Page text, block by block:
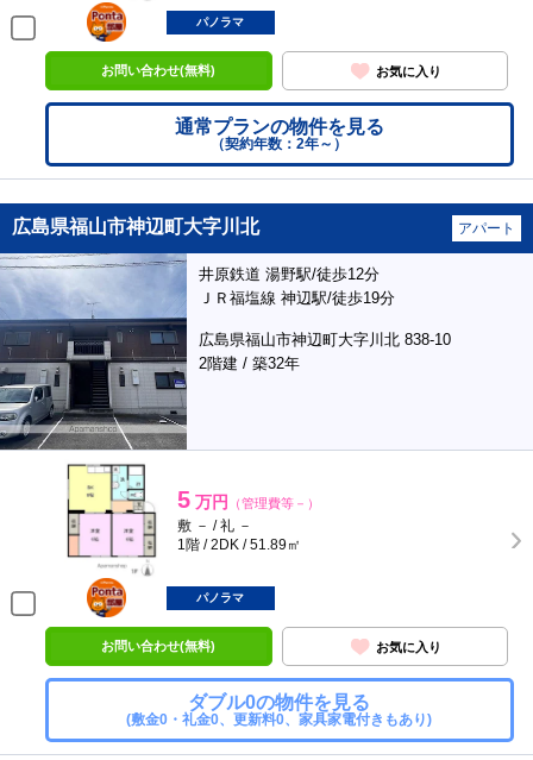
ポンタ
部屋
パノラマ
お問い合わせ(無料) お気に入り
通常プランの物件を見る
（契約年数：2年～）
広島県福山市神辺町大字川北 アパート
井原鉄道 湯野駅/徒歩12分
ＪＲ福塩線 神辺駅/徒歩19分
広島県福山市神辺町大字川北 838-10
2階建 / 築32年
5 万円 （管理費等－）
敷 － / 礼 －
1階 / 2DK / 51.89㎡
ポンタ
部屋
パノラマ
お問い合わせ(無料) お気に入り
ダブル0の物件を見る
(敷金0・礼金0、更新料0、家具家電付きもあり)